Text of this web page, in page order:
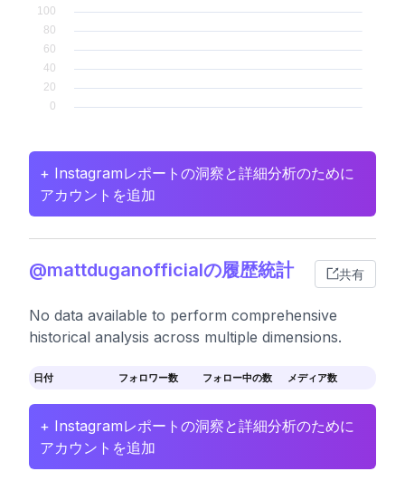
+ Instagramレポートの洞察と詳細分析のために
アカウントを追加
@mattduganofficialの履歴統計 共有
No data available to perform comprehensive
historical analysis across multiple dimensions.
日付 フォロワー数 フォロー中の数 メディア数
+ Instagramレポートの洞察と詳細分析のために
アカウントを追加